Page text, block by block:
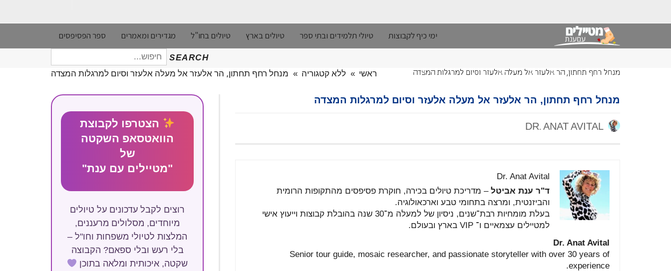
ימי כיף לקבוצות טיולי תלמידים ובתי ספר טיולים בארץ טיולים בחו"ל מגדירים ומאמרים ספר הפסיפסים
SEARCH
חיפוש
עבור:
מנחל רחף תחתון, הר אלעזר אל מעלה אלעזר וסיום למרגלות המצדה ראשי » ללא קטגוריה » מנחל רחף תחתון, הר אלעזר אל מעלה אלעזר וסיום למרגלות המצדה
מנחל רחף תחתון, הר אלעזר אל מעלה אלעזר וסיום למרגלות המצדה
Dr. Anat Avital
ד"ר ענת אביטל – מדריכת טיולים בכירה, חוקרת פסיפסים מהתקופות הרומית
והביזנטית, ומרצה בתחומי טבע וארכאולוגיה.
בעלת מומחיות רבת־שנים, ניסיון של למעלה מ־30 שנה בהובלת קבוצות וייעוץ אישי
למטיילים עצמאיים ו־ VIP בארץ ובעולם.
Dr. Anat Avital
Senior tour guide, mosaic researcher, and passionate storyteller with over 30 years of
experience.
הצטרפו לקבוצת
הוואטסאפ השקטה
של
"מטיילים עם ענת"
רוצים לקבל עדכונים על טיולים
מיוחדים, מסלולים מרעננים,
המלצות לטיולי משפחות וחו"ל –
בלי רעש ובלי ספאם? הקבוצה
שקטה, איכותית ומלאה בתוכן